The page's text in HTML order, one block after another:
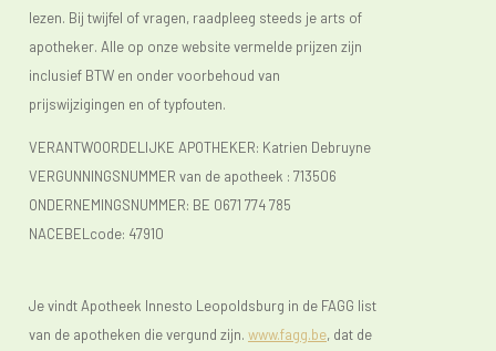
lezen. Bij twijfel of vragen, raadpleeg steeds je arts of
apotheker. Alle op onze website vermelde prijzen zijn
inclusief BTW en onder voorbehoud van
prijswijzigingen en of typfouten.
VERANTWOORDELIJKE APOTHEKER: Katrien Debruyne
VERGUNNINGSNUMMER van de apotheek : 713506
ONDERNEMINGSNUMMER: BE 0671 774 785
NACEBELcode: 47910
Je vindt Apotheek Innesto Leopoldsburg in de FAGG list
van de apotheken die vergund zijn. www.fagg.be, dat de